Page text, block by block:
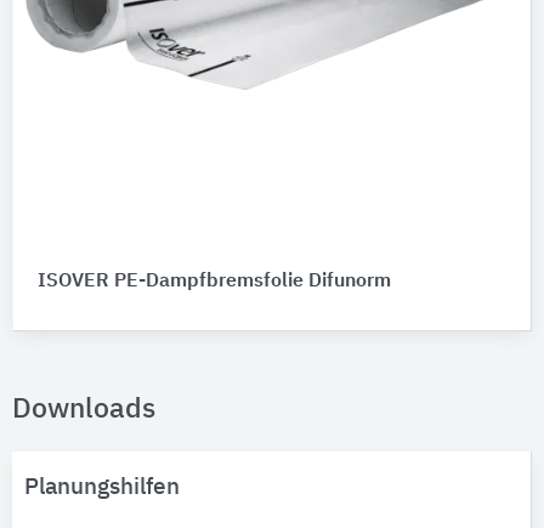
ISOVER PE-Dampfbremsfolie Difunorm
Downloads
Planungshilfen